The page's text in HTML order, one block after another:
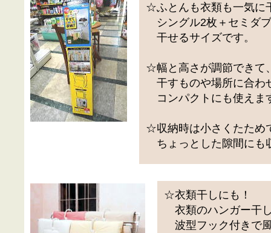
☆ふとんも衣類も一気に
シングル2枚＋セミダ
干せるサイズです。
☆幅と高さが調節できて
干すものや場所に合わ
コンパクトにも使えま
☆収納時は小さくたため
ちょっとした隙間にも
☆衣類干しにも！
衣類のハンガー干
波型フック付きで